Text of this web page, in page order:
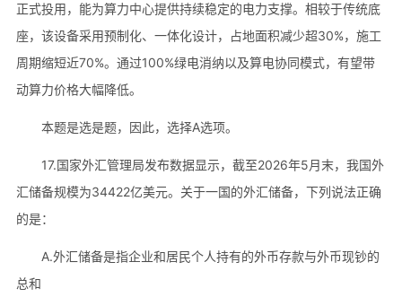
正式投用，能为算力中心提供持续稳定的电力支撑。相较于传统底
座，该设备采用预制化、一体化设计，占地面积减少超30%，施工
周期缩短近70%。通过100%绿电消纳以及算电协同模式，有望带
动算力价格大幅降低。
本题是选是题，因此，选择A选项。
17.国家外汇管理局发布数据显示，截至2026年5月末，我国外
汇储备规模为34422亿美元。关于一国的外汇储备，下列说法正确
的是：
A.外汇储备是指企业和居民个人持有的外币存款与外币现钞的
总和